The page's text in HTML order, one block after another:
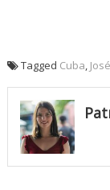
Tagged Cuba